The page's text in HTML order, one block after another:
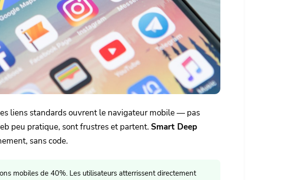
liens standards ouvrent le navigateur mobile — pas
peu pratique, sont frustres et partent. Smart Deep
sans code.
mobiles de 40%. Les utilisateurs atterrissent directement